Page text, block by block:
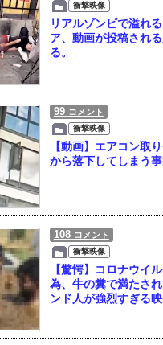
衝撃映像
リアルゾンビで溢れ
ア、動画が投稿され
る。
99 コメント
衝撃映像
【動画】エアコン取
から落下してしまう事
108 コメント
衝撃映像
【驚愕】コロナウイ
為、牛の糞で満たさ
ンド人が強烈すぎる